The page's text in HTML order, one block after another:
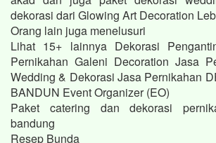
dekorasi dari Glowing Art Decoration
Orang lain juga menelusuri
Lihat 15+ lainnya Dekorasi
Pernikahan Galeni Decoration Jasa
Wedding & Dekorasi Jasa Pernikahan
BANDUN Event Organizer (EO)
Paket catering dan dekorasi
bandung
Resep Bunda